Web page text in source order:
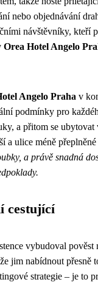
nebo objednávání
návštěvníky, kteří
Orea Hotel Angelo
Angelo Praha v
podmínky pro
a přitom se
a ulice méně
a právě snadná
cestující
vybudoval pověst
jim nabídnout přesně
strategie – je to